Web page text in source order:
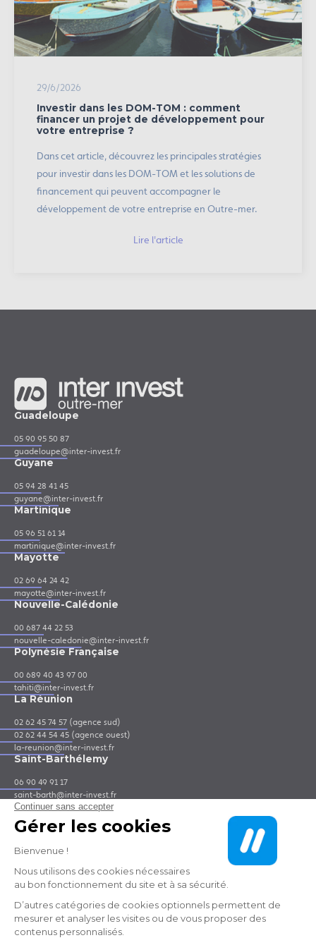
29/6/2026
Investir dans les DOM-TOM : comment
financer un projet de développement pour
votre entreprise ?
Dans cet article, découvrez les principales stratégies
pour investir dans les DOM-TOM et les solutions de
financement qui peuvent accompagner le
développement de votre entreprise en Outre-mer.
Lire l'article
Guadeloupe
05 90 95 50 87
guadeloupe@inter-invest.fr
Guyane
05 94 28 41 45
guyane@inter-invest.fr
Martinique
05 96 51 61 14
martinique@inter-invest.fr
Mayotte
02 69 64 24 42
mayotte@inter-invest.fr
Nouvelle-Calédonie
00 687 44 22 53
nouvelle-caledonie@inter-invest.fr
Polynésie Française
00 689 40 43 97 00
tahiti@inter-invest.fr
La Réunion
02 62 45 74 57 (agence sud)
02 62 44 54 45 (agence ouest)
la-reunion@inter-invest.fr
Saint-Barthélemy
06 90 49 91 17
saint-barth@inter-invest.fr
Saint-Martin
06 90 41 64 55